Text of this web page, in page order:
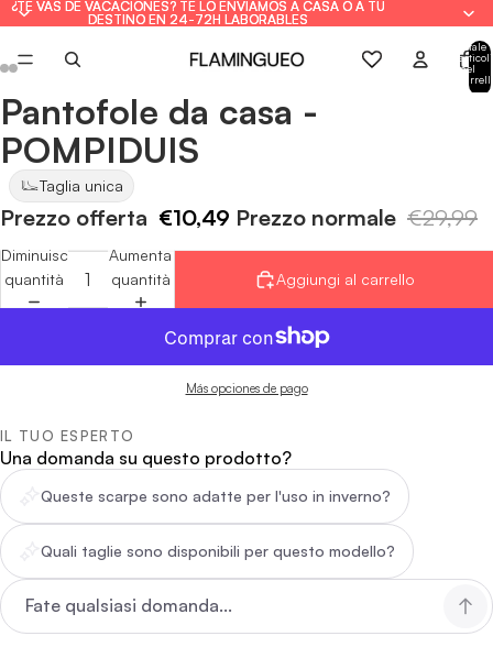
¿TE VAS DE VACACIONES? TE LO ENVIAMOS A CASA O A TU
DESTINO EN 24-72H LABORABLES
¿TE VAS DE VACACIONES? TE LO ENVIAMOS A CASA O A TU
DESTINO EN 24-72H LABORABLES
Totale
articoli
nel
Apri
immagine
a
schermo
intero
Apri
immagine
a
schermo
intero
Apri
immagine
a
schermo
intero
Apri
immagine
a
schermo
intero
Apri
immagine
a
schermo
intero
Apri
immagine
a
schermo
intero
Pantofole da casa -
POMPIDUIS
Taglia unica
Prezzo offerta €10,49 Prezzo normale €29,99
Diminuisci
quantità
Aumenta
quantità
Aggiungi al carrello
Más opciones de pago
IL TUO ESPERTO
Una domanda su questo prodotto?
Queste scarpe sono adatte per l'uso in inverno?
Quali taglie sono disponibili per questo modello?